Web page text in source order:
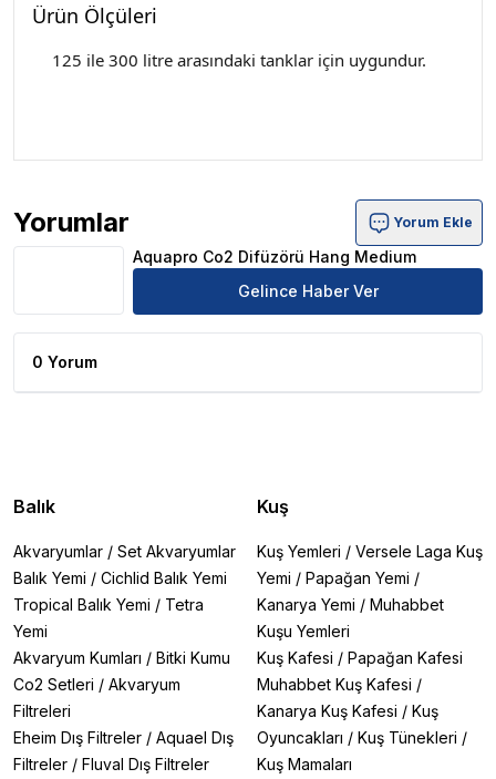
Ürün Ölçüleri
125 ile 300 litre arasındaki tanklar için uygundur.
Yorumlar
Aquapro Co2 Difüzörü Hang Medium Ürün Yorumları
Yorum Ekle
Aquapro Co2 Difüzörü Hang Medium
Gelince Haber Ver
0 Yorum
Balık
Akvaryumlar / Set Akvaryumlar
Balık Yemi / Cichlid Balık Yemi
Tropical Balık Yemi / Tetra
Yemi
Akvaryum Kumları / Bitki Kumu
Co2 Setleri / Akvaryum
Filtreleri
Eheim Dış Filtreler / Aquael Dış
Filtreler / Fluval Dış Filtreler
Kuş
Kuş Yemleri / Versele Laga Kuş
Yemi / Papağan Yemi /
Kanarya Yemi / Muhabbet
Kuşu Yemleri
Kuş Kafesi / Papağan Kafesi
Muhabbet Kuş Kafesi /
Kanarya Kuş Kafesi / Kuş
Oyuncakları / Kuş Tünekleri /
Kuş Mamaları